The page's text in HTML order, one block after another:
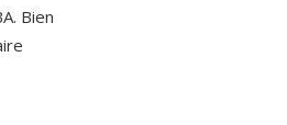
Bien